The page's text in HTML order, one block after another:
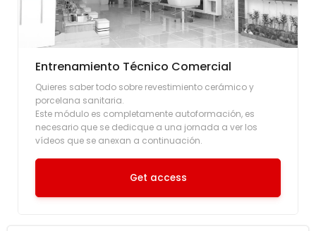
Entrenamiento Técnico Comercial
Quieres saber todo sobre revestimiento cerámico y
porcelana sanitaria.
Este módulo es completamente autoformación, es
necesario que se dedicque a una jornada a ver los
vídeos que se anexan a continuación.
Get access